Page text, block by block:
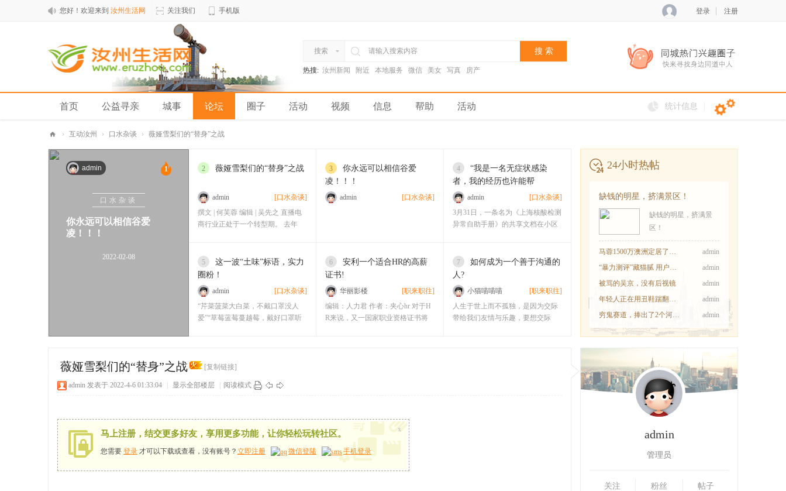
您好！欢迎来到 汝州生活网 关注我们 手机版 登录 注册
搜索 搜 索
热搜: 汝州新闻 附近 本地服务 微信 美女 写真 房产
首页 公益寻亲 城事 论坛 圈子 活动 视频 信息 帮助 活动 统计信息
汝
› 互动汝州 › 口水杂谈 › 薇娅雪梨们的“替身”之战
admin 1
口水杂谈
你永远可以相信谷爱
凌！！！
2022-02-08
2 薇娅雪梨们的“替身”之战
admin
[口水杂谈]
撰文 | 何芙蓉 编辑 | 吴先之 直播电
商行业正处于一个转型期。 去年
3
你永远可以相信谷爱
凌！！！
admin [口水杂谈]
4
“我是一名无症状感染
者，我的经历也许能帮
admin
[口水杂谈]
3月31日，一条名为《上海核酸检测
异常自助手册》的共享文档在小区
5
这一波“土味”标语，实力
圈粉！
admin
[口水杂谈]
“芹菜菠菜大白菜，不戴口罩没人
爱”“草莓蓝莓蔓越莓，戴好口罩听
6
安利一个适合HR的高薪
证书!
华丽影楼
[职来职往]
编辑：人力君 作者：夹心hr 对于H
R来说，又一国家职业资格证书将
7
如何成为一个善于沟通的
人?
小猫喵喵喵
[职来职往]
人生于世上而不孤独，是因为交际
带给我们友情与乐趣，要想交际
24小时热帖
缺钱的明星，挤满景区！
缺钱的明星，挤满景
区！
马蓉1500万澳洲定居了！金发造型嫩成大门生
admin
“暴力测评”藏猫腻 用户为劣质洗地机买单|
admin
被骂的吴京，没有后视镜
admin
年轻人正在用丑鞋踹翻全天下
admin
穷鬼赛道，捧出了2个河南首富
admin
薇娅雪梨们的“替身”之战 [复制链接]
admin 发表于 2022-4-6 01:33:04 显示全部楼层 阅读模式
马上注册，结交更多好友，享用更多功能，让你轻松玩转社区。
您需要 登录 才可以下载或查看，没有账号？ 立即注册 微信登陆 手机登录
x admin
管理员
关注 粉丝 帖子